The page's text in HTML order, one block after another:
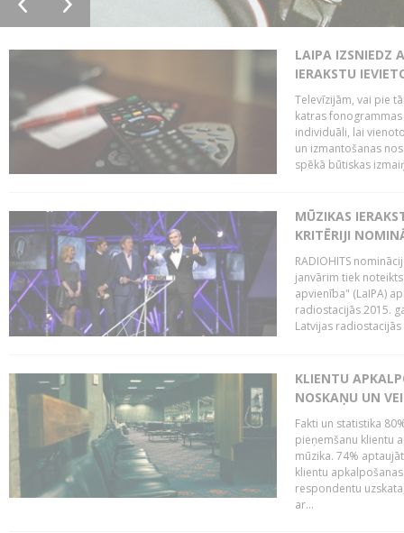
LAIPA IZSNIEDZ
IERAKSTU
Televīzijām, vai pie
katras
individuāli, lai
un izmantošanas
spēkā būtiskas
MŪZIKAS
KRITĒRIJI
RADIOHITS
janvārim tiek
apvienība" (LaIPA)
radiostacijās 2015.
Latvijas
KLIENTU
NOSKAŅU UN
Fakti un statistika
pieņemšanu klientu
mūzika. 74%
klientu
respondentu
ar...